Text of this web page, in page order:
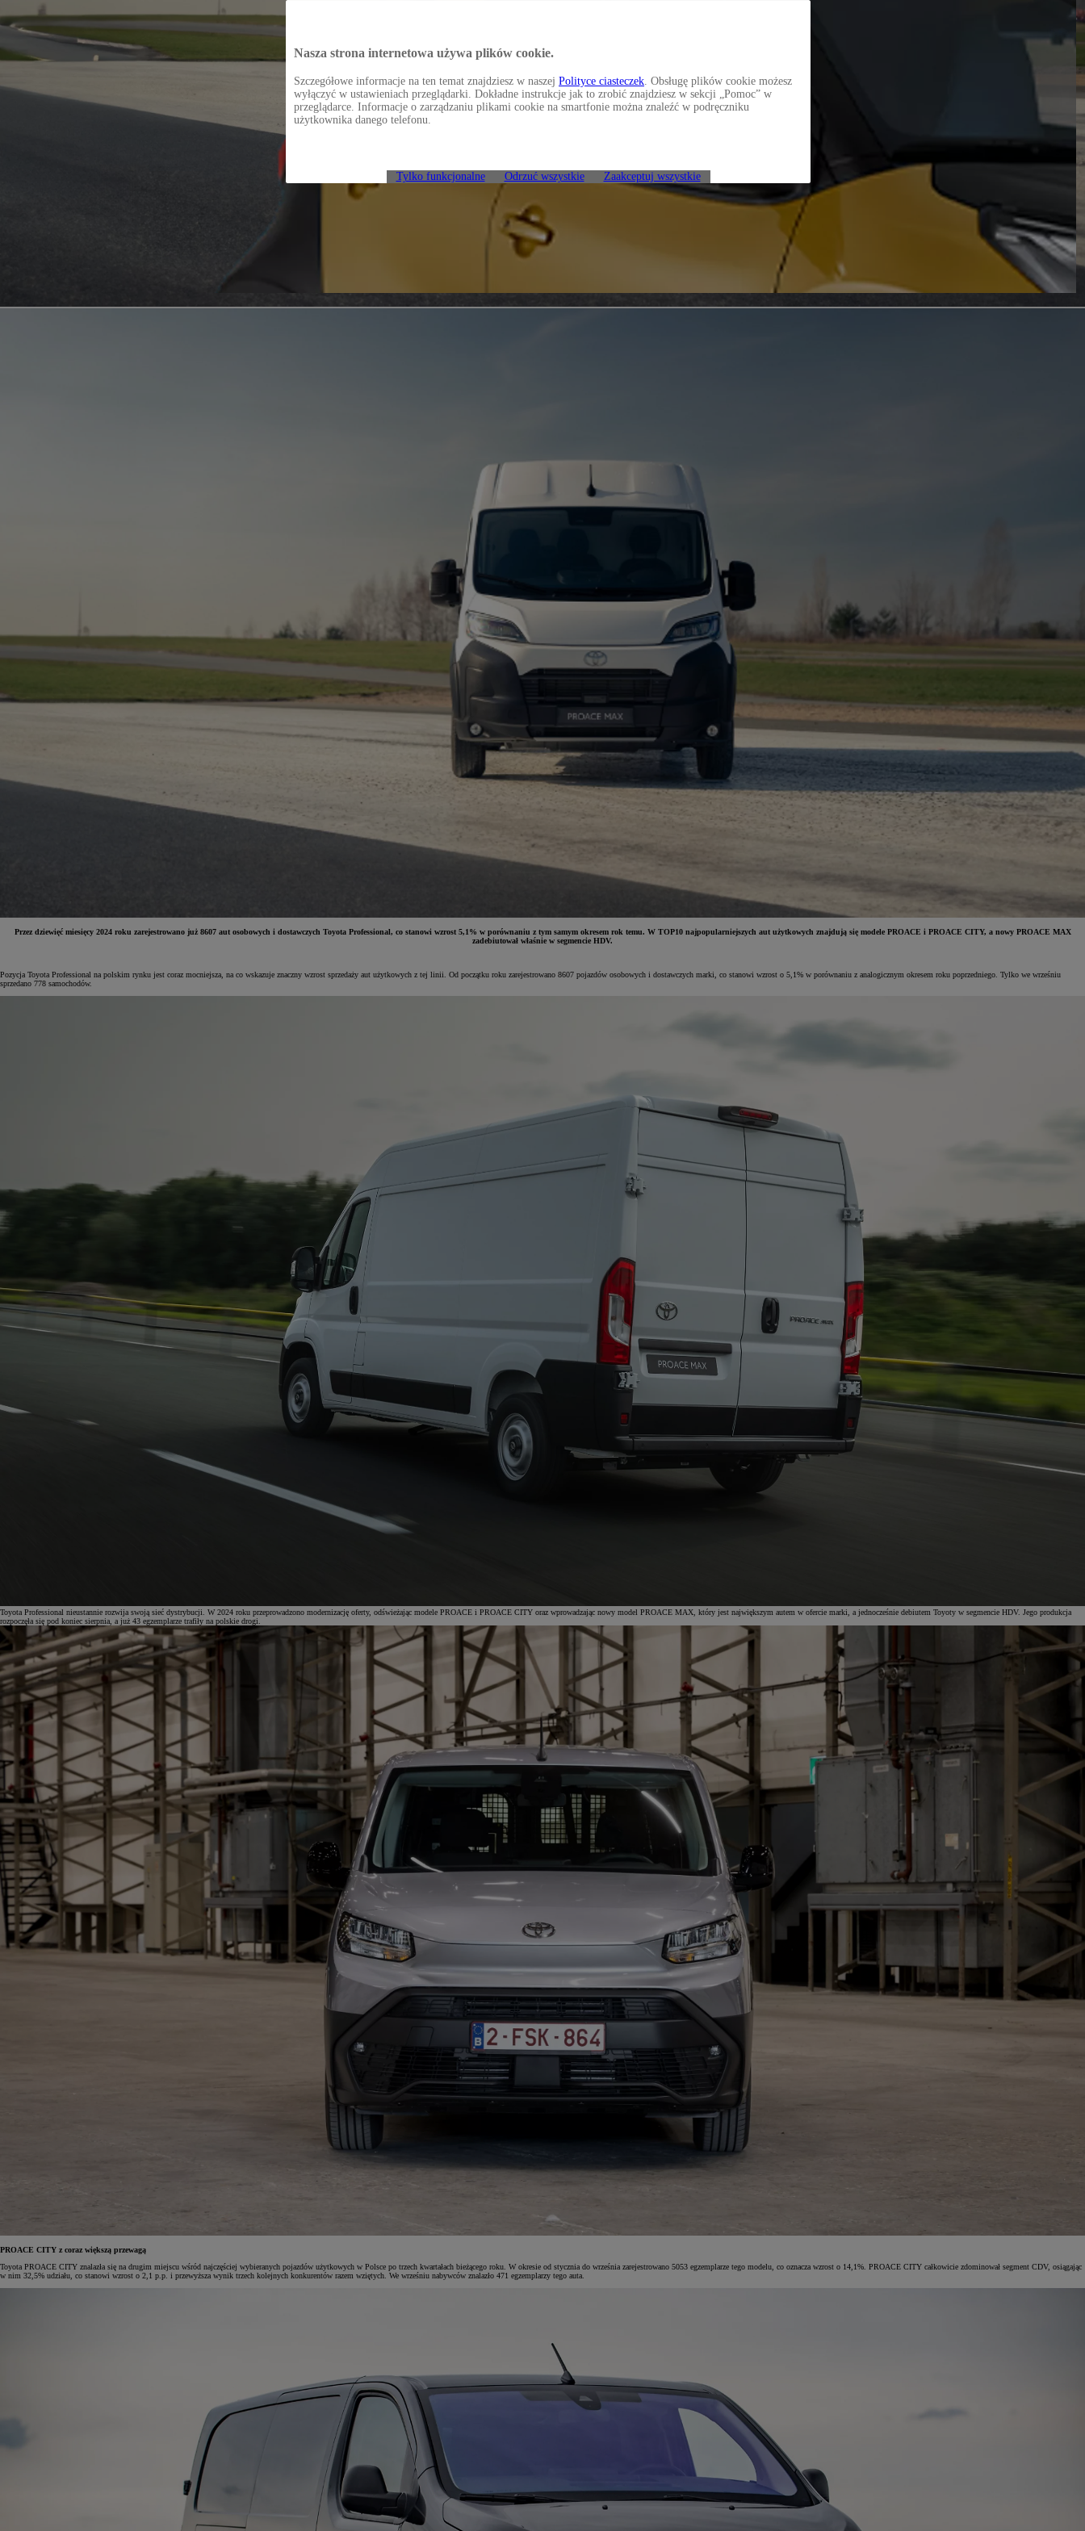
Od81 900 zł
Yaris Cross
Od105 300 zł
Corolla Hatchback
HYBRID
Przez dziewięć miesięcy 2024 roku zarejestrowano już 8607 aut osobowych i dostawczych Toyota Professional, co stanowi wzrost 5,1% w porównaniu z tym samym okresem rok temu. W TOP10 najpopularniejszych aut użytkowych znajdują się modele PROACE i PROACE CITY, a nowy PROACE MAX
zadebiutował właśnie w segmencie HDV.
Pozycja Toyota Professional na polskim rynku jest coraz mocniejsza, na co wskazuje znaczny wzrost sprzedaży aut użytkowych z tej linii. Od początku roku zarejestrowano 8607 pojazdów osobowych i dostawczych marki, co stanowi wzrost o 5,1% w porównaniu z analogicznym okresem roku poprzedniego. Tylko we wrześniu
sprzedano 778 samochodów.
Toyota Professional nieustannie rozwija swoją sieć dystrybucji. W 2024 roku przeprowadzono modernizację oferty, odświeżając modele PROACE i PROACE CITY oraz wprowadzając nowy model PROACE MAX, który jest największym autem w ofercie marki, a jednocześnie debiutem Toyoty w segmencie HDV. Jego produkcja
rozpoczęła się pod koniec sierpnia, a już 43 egzemplarze trafiły na polskie drogi.
PROACE CITY z coraz większą przewagą
Toyota PROACE CITY znalazła się na drugim miejscu wśród najczęściej wybieranych pojazdów użytkowych w Polsce po trzech kwartałach bieżącego roku. W okresie od stycznia do września zarejestrowano 5053 egzemplarze tego modelu, co oznacza wzrost o 14,1%. PROACE CITY całkowicie zdominował segment CDV, osiągając
w nim 32,5% udziału, co stanowi wzrost o 2,1 p.p. i przewyższa wynik trzech kolejnych konkurentów razem wziętych. We wrześniu nabywców znalazło 471 egzemplarzy tego auta.
Nasza strona internetowa używa plików cookie.
Szczegółowe informacje na ten temat znajdziesz w naszej Polityce ciasteczek . Obsługę plików cookie możesz
wyłączyć w ustawieniach przeglądarki. Dokładne instrukcje jak to zrobić znajdziesz w sekcji „Pomoc” w
przeglądarce. Informacje o zarządzaniu plikami cookie na smartfonie można znaleźć w podręczniku
użytkownika danego telefonu.
Tylko funkcjonalne Odrzuć wszystkie Zaakceptuj wszystkie